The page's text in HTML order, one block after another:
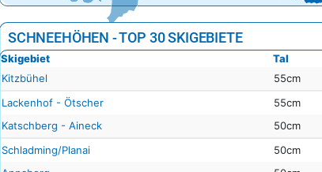
SCHNEEHÖHEN - TOP 30 SKIGEBIETE
Skigebiet Tal
Kitzbühel
55cm
Lackenhof - Ötscher
55cm
Katschberg - Aineck
50cm
Schladming/Planai
50cm